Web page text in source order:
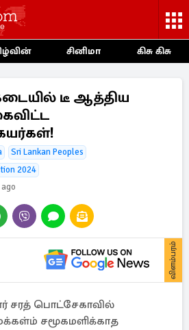
சினிமா கிசு கிசு
டீ ஆத்திய
Sri Lankan Peoples
2024
விளம்பரம்
சரத் பொட்சேகாவில்
சமூகமளிக்காத